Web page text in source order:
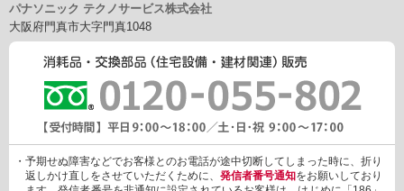
パナソニック テクノサービス株式会社
大阪府門真市大字門真1048
・予期せぬ障害などでお客様とのお電話が途中切断してしまった時に、折り
返しかけ直しをさせていただくために、 発信者番号通知をお願いしており